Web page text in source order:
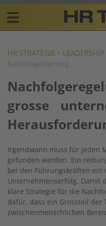
Skip
content
Plattform
für
Resources
navigation
DE
HR STRATEGIE •
Nachfolgeplanung
grosse
Irgendwann muss für jeden
gefunden werden. Ein
bei den Führungskräften
Unternehmenserfolg. Damit
klare Strategie für die
dafür, dass ein Grossteil der
zwischenmenschlichen